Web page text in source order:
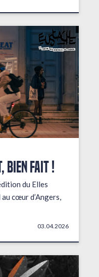
bien fait !
du Elles
cœur d’Angers,
03.04.2026